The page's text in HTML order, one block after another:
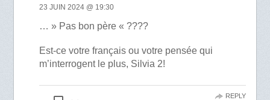
23 JUIN 2024 @ 19:30
… » Pas bon père « ????
Est-ce votre français ou votre pensée qui
m’interrogent le plus, Silvia 2!
REPLY